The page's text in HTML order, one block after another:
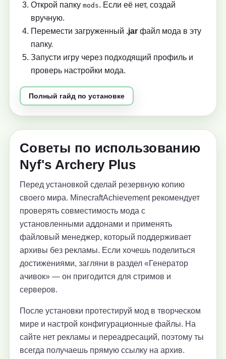
Открой папку mods. Если её нет, создай
вручную.
Перемести загруженный .jar файл мода в эту
папку.
Запусти игру через подходящий профиль и
проверь настройки мода.
Полный гайд по установке
Советы по использованию
Nyf's Archery Plus
Перед установкой сделай резервную копию
своего мира. MinecraftAchievement рекомендует
проверять совместимость мода с
установленными аддонами и применять
файловый менеджер, который поддерживает
архивы без рекламы. Если хочешь поделиться
достижениями, загляни в раздел «Генератор
ачивок» — он пригодится для стримов и
серверов.
После установки протестируй мод в творческом
мире и настрой конфигурационные файлы. На
сайте нет рекламы и переадресаций, поэтому ты
всегда получаешь прямую ссылку на архив.